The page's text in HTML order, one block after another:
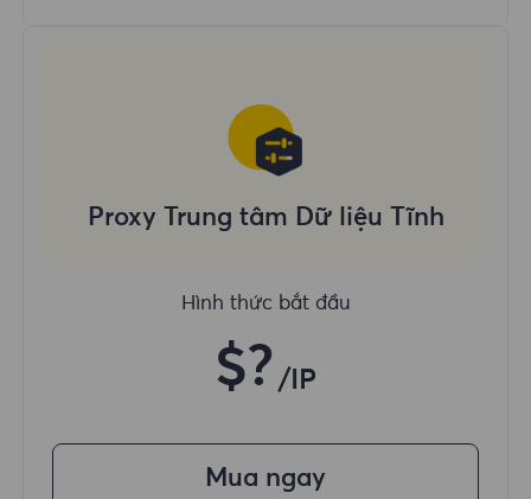
Proxy Trung tâm Dữ liệu Tĩnh
Hình thức bắt đầu
$? /IP
Mua ngay